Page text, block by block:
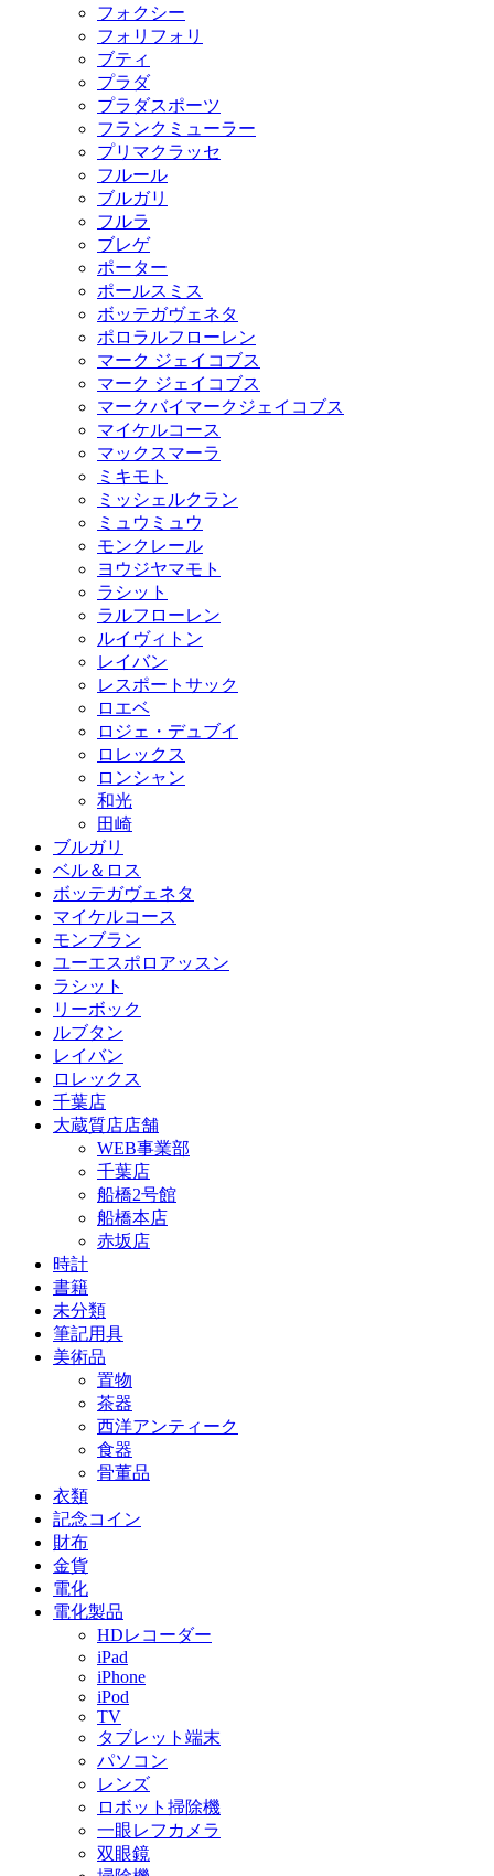
フォクシー
フォリフォリ
ブティ
プラダ
プラダスポーツ
フランクミューラー
プリマクラッセ
フルール
ブルガリ
フルラ
ブレゲ
ポーター
ポールスミス
ボッテガヴェネタ
ポロラルフローレン
マーク ジェイコブス
マーク ジェイコブス
マークバイマークジェイコブス
マイケルコース
マックスマーラ
ミキモト
ミッシェルクラン
ミュウミュウ
モンクレール
ヨウジヤマモト
ラシット
ラルフローレン
ルイヴィトン
レイバン
レスポートサック
ロエベ
ロジェ・デュブイ
ロレックス
ロンシャン
和光
田崎
ブルガリ
ベル＆ロス
ボッテガヴェネタ
マイケルコース
モンブラン
ユーエスポロアッスン
ラシット
リーボック
ルブタン
レイバン
ロレックス
千葉店
大蔵質店店舗
WEB事業部
千葉店
船橋2号館
船橋本店
赤坂店
時計
書籍
未分類
筆記用具
美術品
置物
茶器
西洋アンティーク
食器
骨董品
衣類
記念コイン
財布
金貨
電化
電化製品
HDレコーダー
iPad
iPhone
iPod
TV
タブレット端末
パソコン
レンズ
ロボット掃除機
一眼レフカメラ
双眼鏡